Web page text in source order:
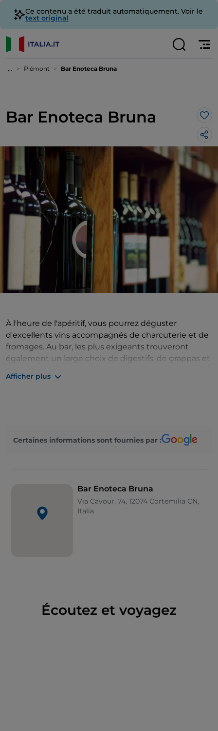
Ce contenu a été traduit automatiquement. Voir le
text original
... Piémont Bar Enoteca Bruna
Bar Enoteca Bruna
À l'heure de l'apéritif, vous pourrez déguster
d'excellents vins accompagnés de charcuterie et de
fromages. Au bar, les plus exigeants trouveront
également un large choix de digestifs, de grappas et
Afficher plus
Certaines informations sont fournies par :
Bar Enoteca Bruna
Via Cavour, 74, 12074 Cortemilia CN,
Italia
Écoutez et voyagez